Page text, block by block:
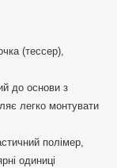
(тессер),
до основи з
легко монтувати
полімер,
одиниці